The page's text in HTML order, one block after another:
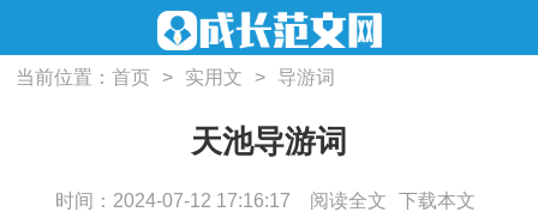
当前位置：首页 > 实用文 > 导游词
天池导游词
时间：2024-07-12 17:16:17 阅读全文 下载本文